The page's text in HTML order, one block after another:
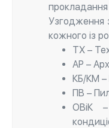
Узгодження
кожного із
ТХ –
АР –
КБ/КМ –
ПВ –
ОВіК